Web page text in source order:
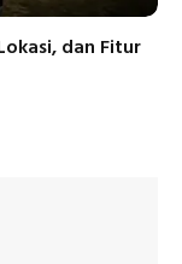
dan Fitur